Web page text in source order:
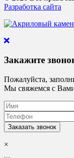
Разработка сайта
Закажите
Пожалуйста,
Мы свяжемся с
×